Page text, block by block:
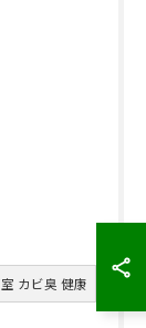
カビ臭 健康